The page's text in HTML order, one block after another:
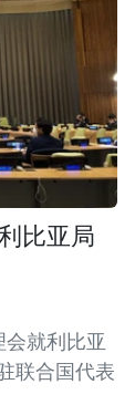
比亚局
就利比亚
联合国代表